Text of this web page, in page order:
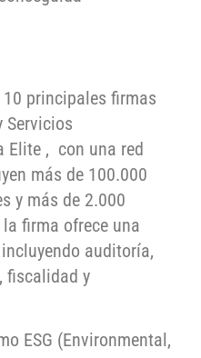
principales firmas
Elite , con una red
más de 100.000
y más de 2.000
firma ofrece una
auditoría,
fiscalidad y
ESG (Environmental,